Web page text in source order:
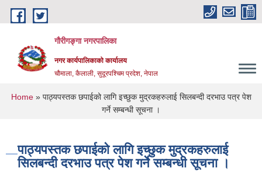
Skip to main content
गौरीगङ्गा नगरपालिका
नगर कार्यपालिकाको कार्यालय
चौमाला, कैलाली, सुदूरपश्चिम प्रदेश, नेपाल
You are here
Home» पाठ्यपस्तक छपाईको लागि इच्छुक मुद्रकहरुलाई सिलबन्दी दरभाउ पत्र पेश
गर्ने सम्बन्धी सूचना ।
पाठ्यपस्तक छपाईको लागि इच्छुक मुद्रकहरुलाई
सिलबन्दी दरभाउ पत्र पेश गर्ने सम्बन्धी सूचना ।